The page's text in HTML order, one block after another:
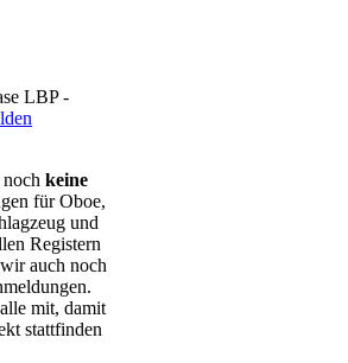
LBP -
keine
für Oboe,
und
Registern
auch noch
mit, damit
stattfinden